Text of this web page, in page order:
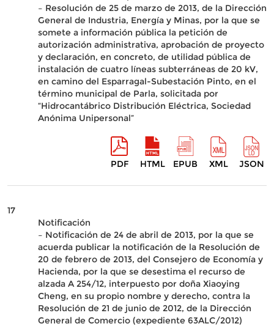
– Resolución de 25 de marzo de 2013, de la Dirección
General de Industria, Energía y Minas, por la que se
somete a información pública la petición de
autorización administrativa, aprobación de proyecto
y declaración, en concreto, de utilidad pública de
instalación de cuatro líneas subterráneas de 20 kV,
en camino del Esparragal-Subestación Pinto, en el
término municipal de Parla, solicitada por
“Hidrocantábrico Distribución Eléctrica, Sociedad
Anónima Unipersonal”
PDF HTML EPUB XML JSON
17
Notificación
– Notificación de 24 de abril de 2013, por la que se
acuerda publicar la notificación de la Resolución de
20 de febrero de 2013, del Consejero de Economía y
Hacienda, por la que se desestima el recurso de
alzada A 254/12, interpuesto por doña Xiaoying
Cheng, en su propio nombre y derecho, contra la
Resolución de 21 de junio de 2012, de la Dirección
General de Comercio (expediente 63ALC/2012)